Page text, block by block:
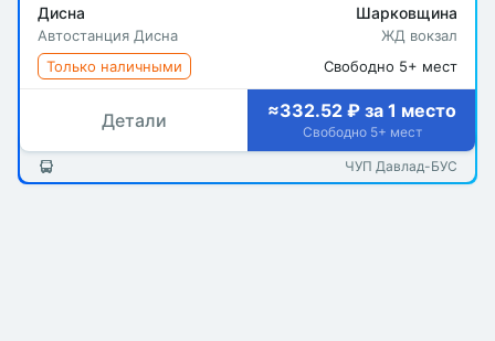
Дисна
Автостанция Дисна
Шарковщина
ЖД вокзал
Только наличными
Свободно 5+ мест
Детали ≈332.52 ₽ за 1 место
Свободно 5+ мест
ЧУП Давлад-БУС